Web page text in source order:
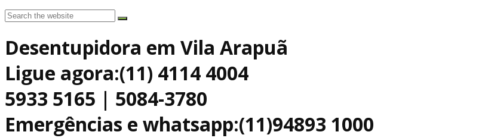
Desentupidora em Vila Arapuã
Ligue agora:(11) 4114 4004
5933 5165 | 5084-3780
Emergências e whatsapp:(11)94893 1000